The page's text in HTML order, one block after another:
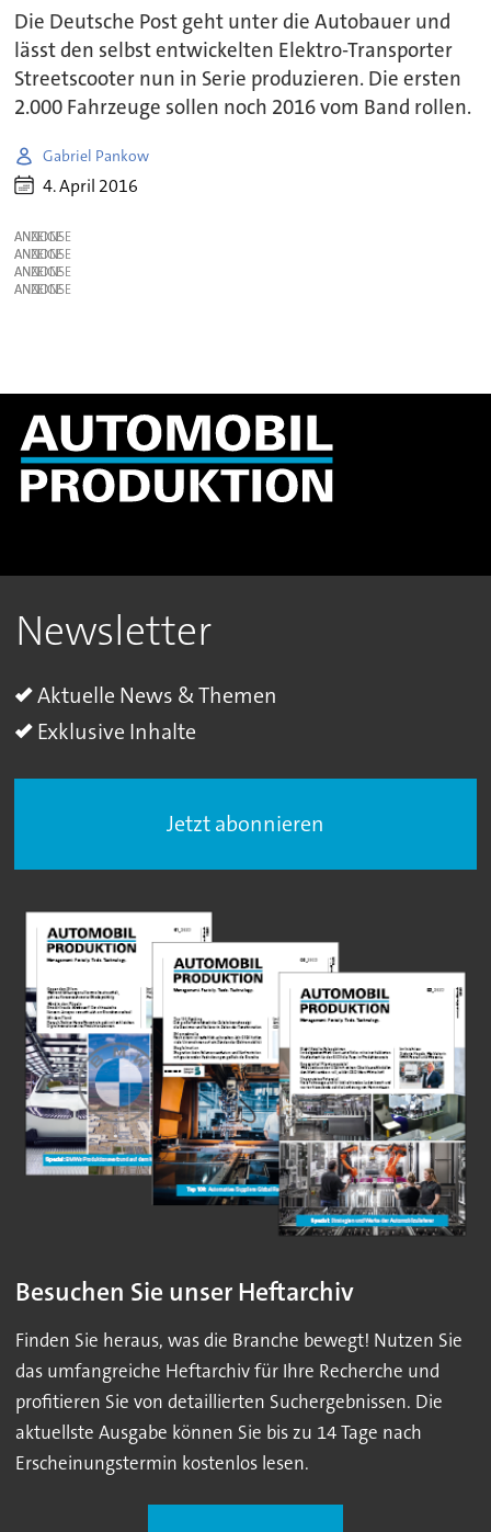
Die Deutsche Post geht unter die Autobauer und
lässt den selbst entwickelten Elektro-Transporter
Streetscooter nun in Serie produzieren. Die ersten
2.000 Fahrzeuge sollen noch 2016 vom Band rollen.
Gabriel Pankow
4. April 2016
ANZEIGE
ANZEIGE
ANZEIGE
ANZEIGE
Newsletter
Aktuelle News & Themen
Exklusive Inhalte
Jetzt abonnieren
Besuchen Sie unser Heftarchiv
Finden Sie heraus, was die Branche bewegt! Nutzen Sie
das umfangreiche Heftarchiv für Ihre Recherche und
profitieren Sie von detaillierten Suchergebnissen. Die
aktuellste Ausgabe können Sie bis zu 14 Tage nach
Erscheinungstermin kostenlos lesen.